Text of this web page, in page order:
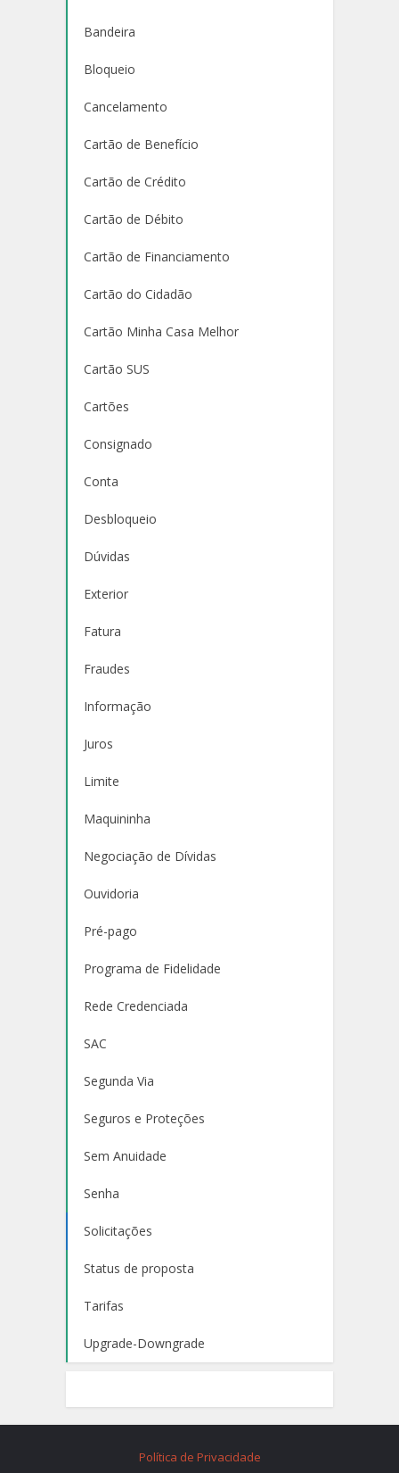
Bandeira
Bloqueio
Cancelamento
Cartão de Benefício
Cartão de Crédito
Cartão de Débito
Cartão de Financiamento
Cartão do Cidadão
Cartão Minha Casa Melhor
Cartão SUS
Cartões
Consignado
Conta
Desbloqueio
Dúvidas
Exterior
Fatura
Fraudes
Informação
Juros
Limite
Maquininha
Negociação de Dívidas
Ouvidoria
Pré-pago
Programa de Fidelidade
Rede Credenciada
SAC
Segunda Via
Seguros e Proteções
Sem Anuidade
Senha
Solicitações
Status de proposta
Tarifas
Upgrade-Downgrade
Política de Privacidade